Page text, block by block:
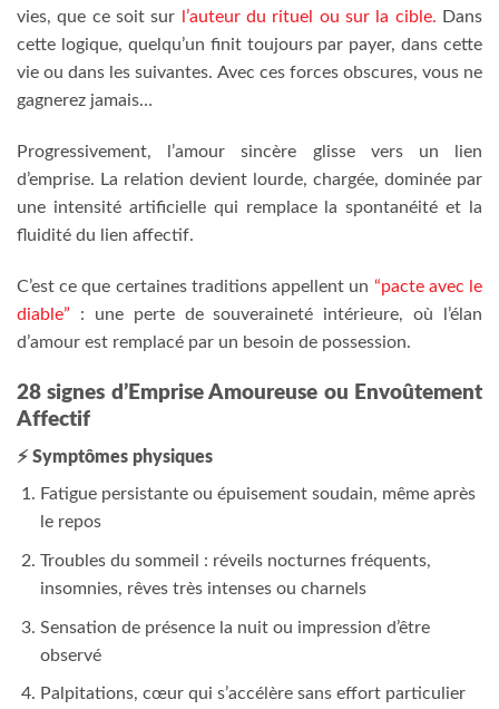
vies, que ce soit sur
l’auteur du rituel ou sur la cible. Dans
cette logique, quelqu’un finit toujours par payer, dans cette
vie ou dans les suivantes. Avec ces forces obscures, vous ne
gagnerez jamais…
Progressivement, l’amour sincère glisse vers un lien
d’emprise. La relation devient lourde, chargée, dominée par
une intensité artificielle qui remplace la spontanéité et la
fluidité du lien affectif.
C’est ce que certaines traditions appellent un “pacte avec le
diable” : une perte de souveraineté intérieure, où l’élan
d’amour est remplacé par un besoin de possession.
28 signes d’Emprise Amoureuse ou Envoûtement
Affectif
⚡ Symptômes physiques
Fatigue persistante ou épuisement soudain, même après
le repos
Troubles du sommeil : réveils nocturnes fréquents,
insomnies, rêves très intenses ou charnels
Sensation de présence la nuit ou impression d’être
observé
Palpitations, cœur qui s’accélère sans effort particulier